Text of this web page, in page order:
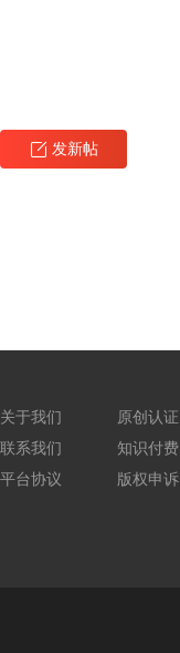
发新帖
关于我们
联系我们
平台协议
原创认证
知识付费
版权申诉